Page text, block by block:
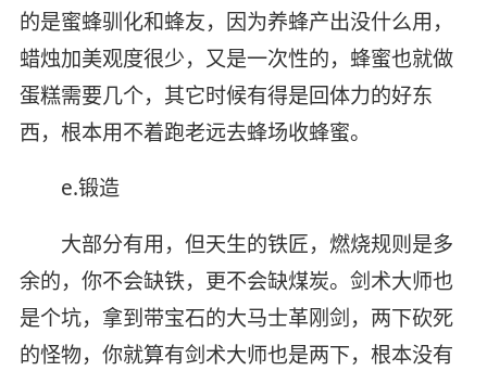
的是蜜蜂驯化和蜂友，因为养蜂产出没什么用，
蜡烛加美观度很少，又是一次性的，蜂蜜也就做
蛋糕需要几个，其它时候有得是回体力的好东
西，根本用不着跑老远去蜂场收蜂蜜。
e.锻造
大部分有用，但天生的铁匠，燃烧规则是多
余的，你不会缺铁，更不会缺煤炭。剑术大师也
是个坑，拿到带宝石的大马士革刚剑，两下砍死
的怪物，你就算有剑术大师也是两下，根本没有